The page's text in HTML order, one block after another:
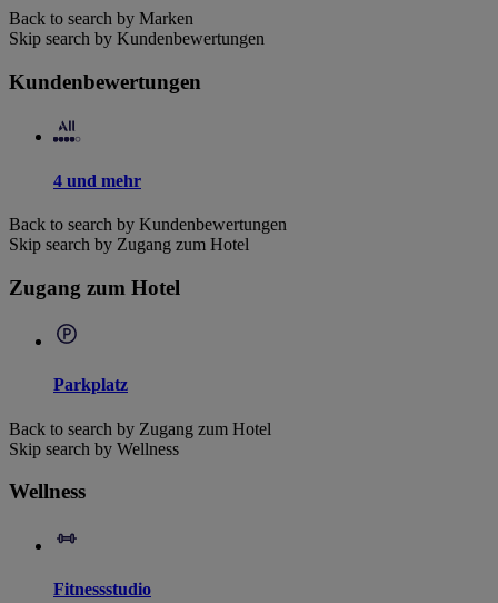
Back to search by Marken
Skip search by Kundenbewertungen
Kundenbewertungen
4 und mehr
Back to search by Kundenbewertungen
Skip search by Zugang zum Hotel
Zugang zum Hotel
Parkplatz
Back to search by Zugang zum Hotel
Skip search by Wellness
Wellness
Fitnessstudio